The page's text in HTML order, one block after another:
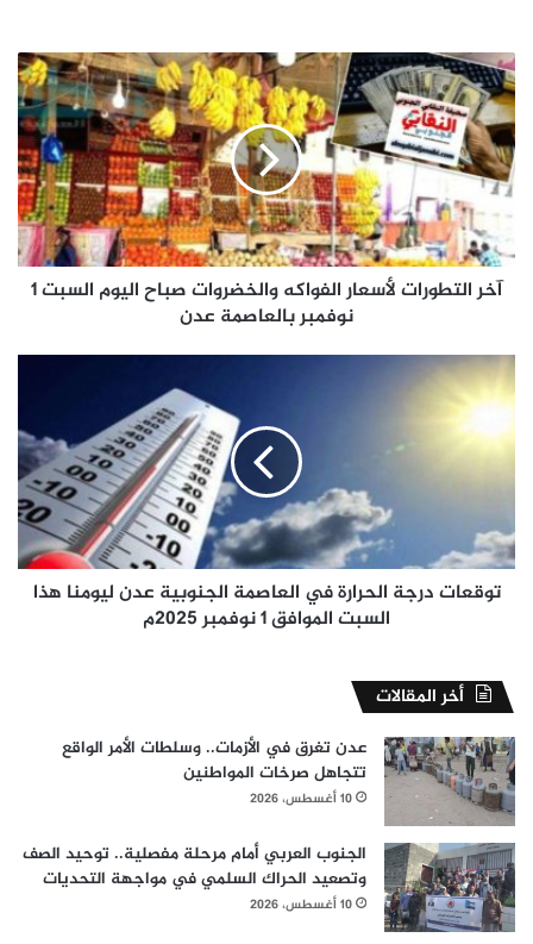
آخر
التطورات
لأسعار
الفواكه
والخضروات
صباح
اليوم
السبت
1
نوفمبر
آخر التطورات لأسعار الفواكه والخضروات صباح اليوم السبت 1
نوفمبر بالعاصمة عدن
توقعات
درجة
الحرارة
في
العاصمة
الجنوبية
عدن
ليومنا
هذا
السبت
2025م
توقعات درجة الحرارة في العاصمة الجنوبية عدن ليومنا هذا
السبت الموافق 1 نوفمبر 2025م
أخر المقالات
عدن تغرق في الأزمات.. وسلطات الأمر الواقع
تتجاهل صرخات المواطنين
10 أغسطس، 2026
الجنوب العربي أمام مرحلة مفصلية.. توحيد الصف
وتصعيد الحراك السلمي في مواجهة التحديات
10 أغسطس، 2026